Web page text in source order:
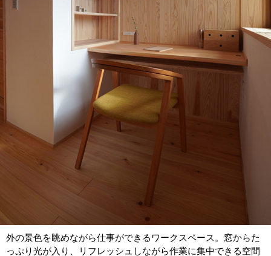
外の景色を眺めながら仕事ができるワークスペース。窓からた
っぷり光が入り、リフレッシュしながら作業に集中できる空間